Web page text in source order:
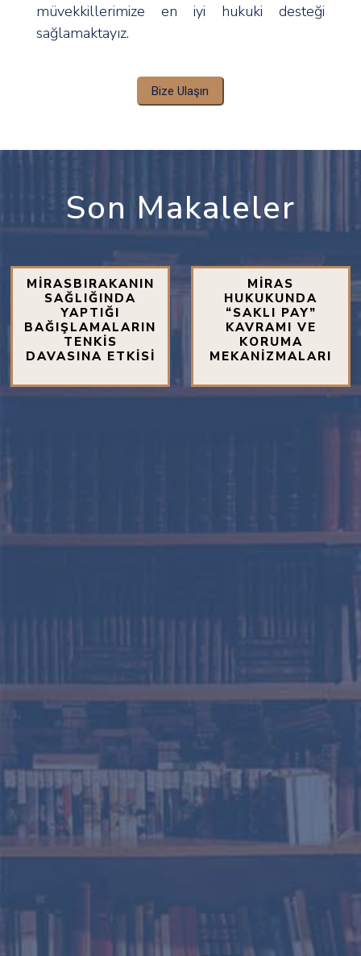
müvekkillerimize en iyi hukuki desteği
sağlamaktayız.
Bize Ulaşın
Son Makaleler
MİRASBIRAKANIN
SAĞLIĞINDA
YAPTIĞI
BAĞIŞLAMALARIN
TENKİS
DAVASINA ETKİSİ
MİRAS
HUKUKUNDA
“SAKLI PAY”
KAVRAMI VE
KORUMA
MEKANİZMALARI